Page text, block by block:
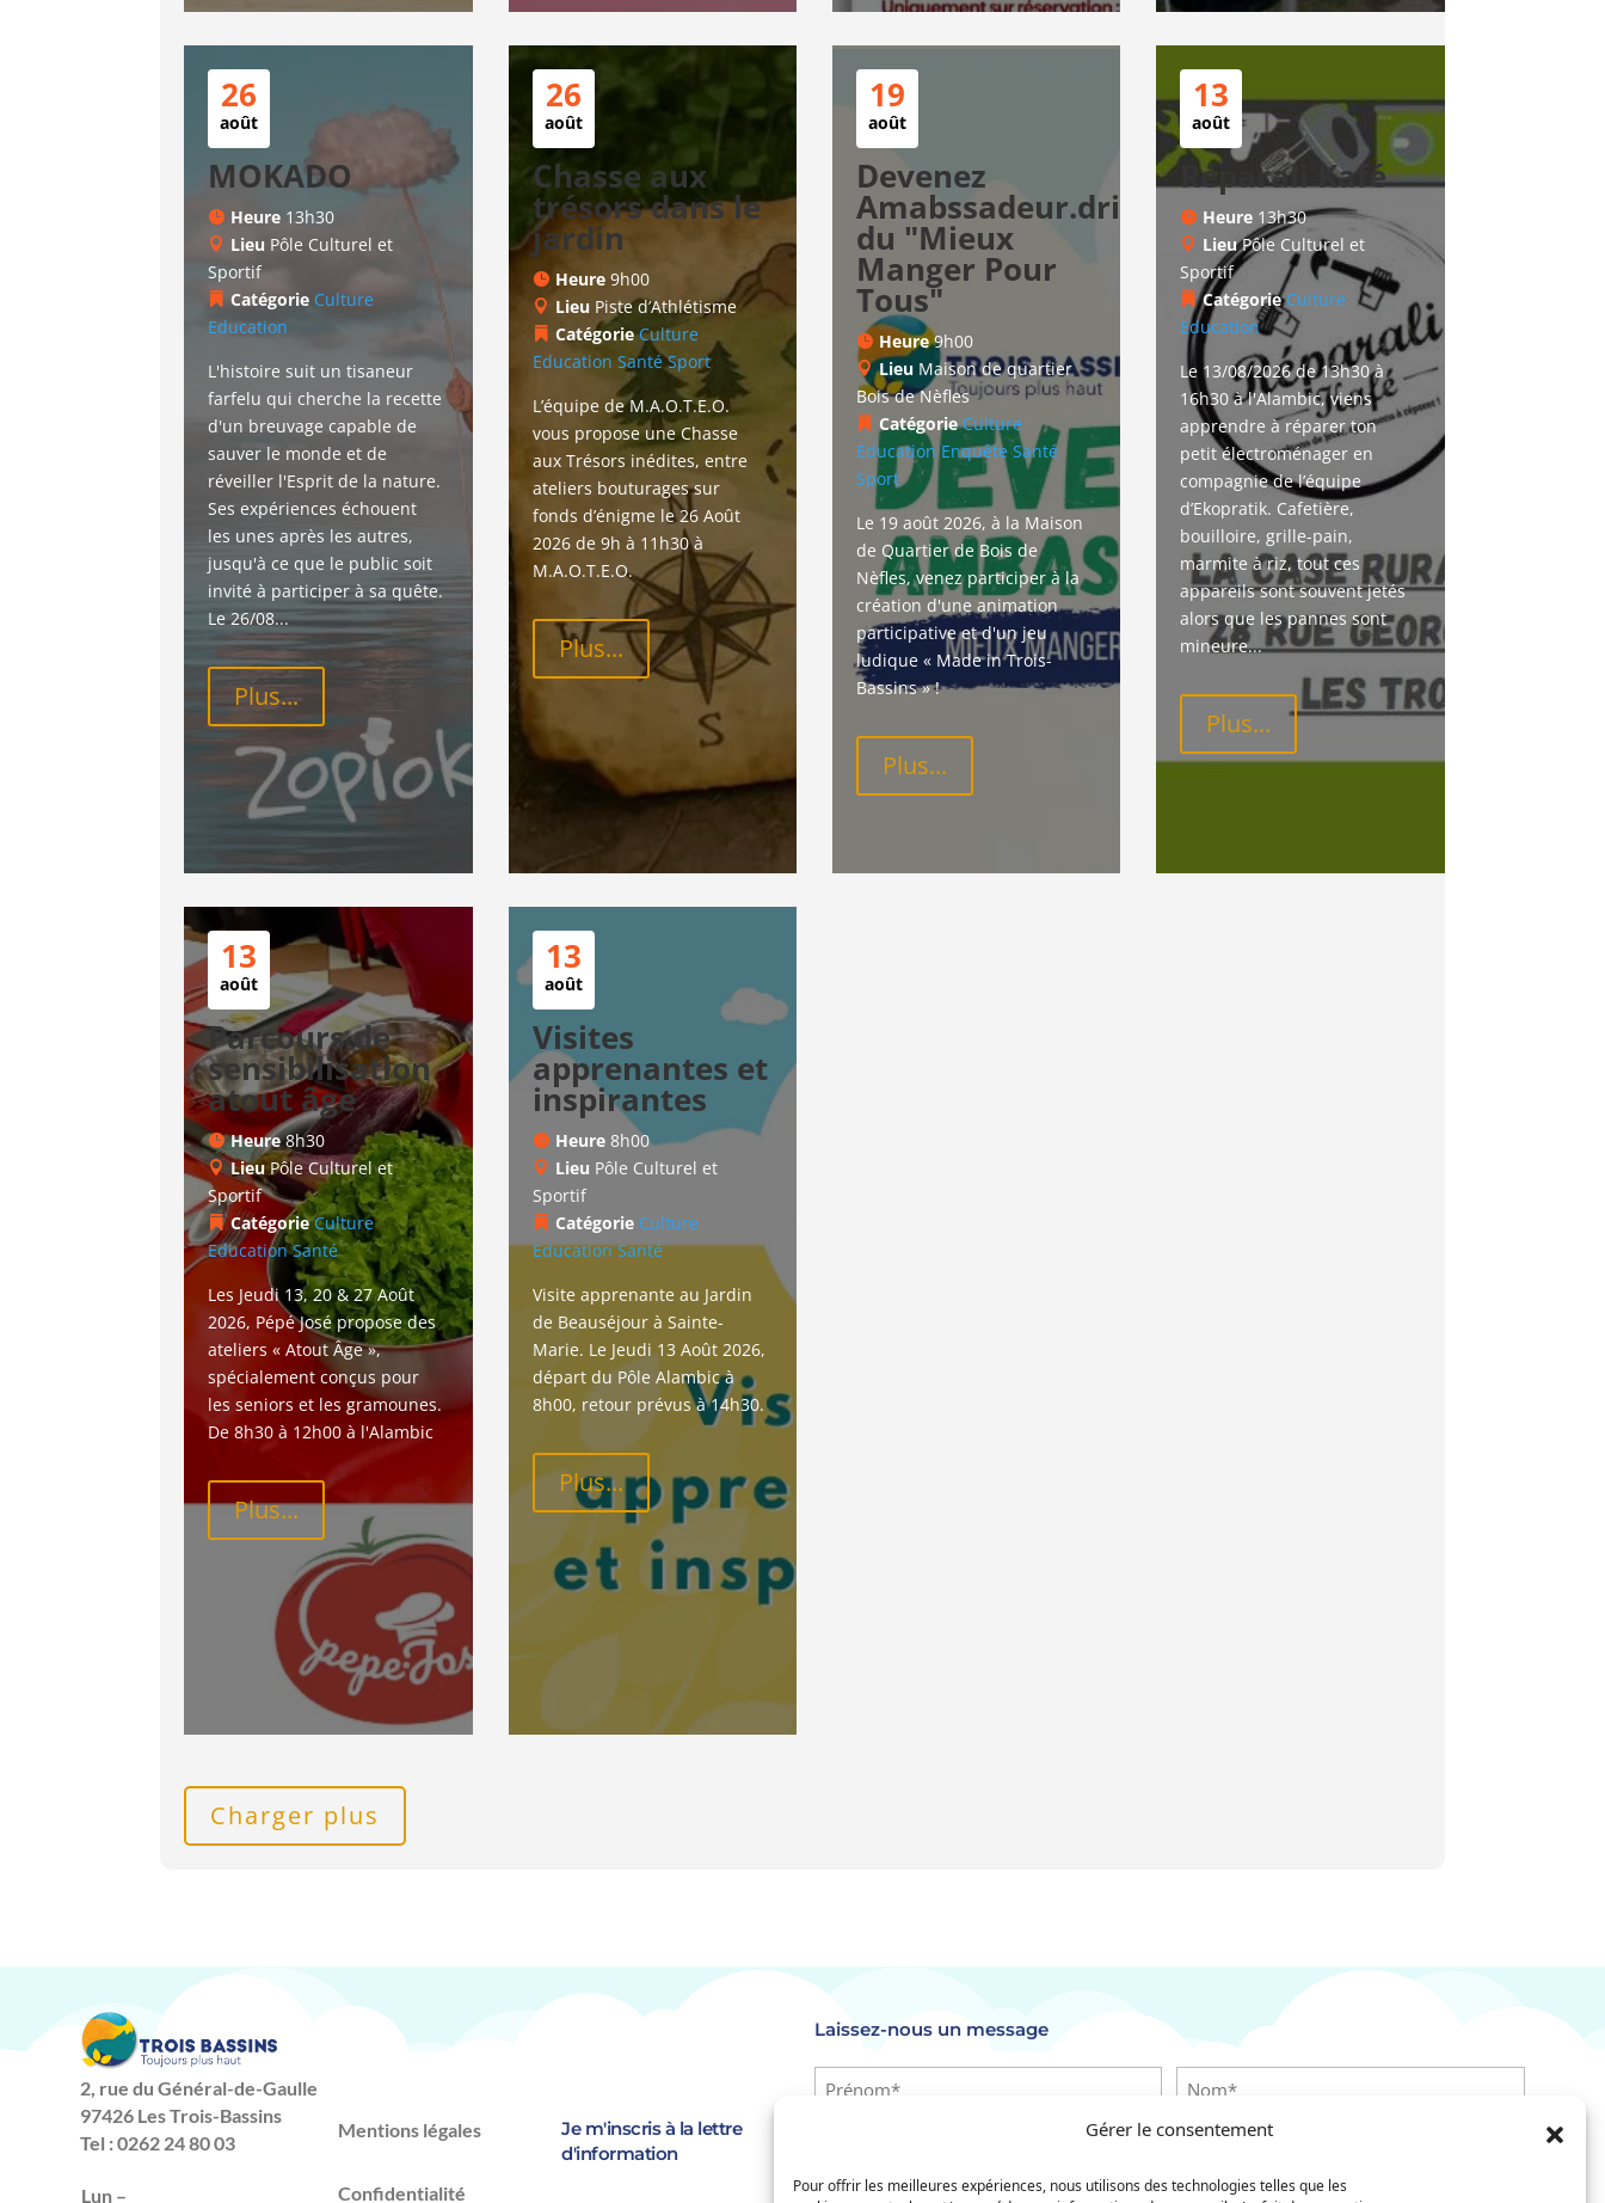
Gérer le consentement
Pour offrir les meilleures expériences, nous utilisons des technologies telles que les
26
août
MOKADO
Heure 13h30
Lieu Pôle Culturel et
Sportif
Catégorie Culture
Education
L'histoire suit un tisaneur
farfelu qui cherche la recette
d'un breuvage capable de
sauver le monde et de
réveiller l'Esprit de la nature.
Ses expériences échouent
les unes après les autres,
jusqu'à ce que le public soit
invité à participer à sa quête.
Le 26/08...
Plus...
26
août
Chasse aux
trésors dans le
jardin
Heure 9h00
Lieu Piste d’Athlétisme
CatégorieCulture
Education Santé Sport
L’équipe de M.A.O.T.E.O.
vous propose une Chasse
aux Trésors inédites, entre
ateliers bouturages sur
fonds d’énigme le 26 Août
2026 de 9h à 11h30 à
M.A.O.T.E.O.
Plus...
19
août
Devenez
Amabssadeur.drice
du "Mieux
Manger Pour
Tous"
Heure9h00
Lieu Maison de quartier
Bois de Nèfles
CatégorieCulture
Education Enquête Santé
Sport
Le 19 août 2026, à la Maison
de Quartier de Bois de
Nèfles, venez participer à la
création d'une animation
participative et d'un jeu
ludique « Made in Trois-
Bassins » !
Plus...
13
août
Réparali Kafé
Heure 13h30
LieuPôle Culturel et
Sportif
CatégorieCulture
Education
Le 13/08/2026 de 13h30 à
16h30 à l'Alambic, viens
apprendre à réparer ton
petit électroménager en
compagnie de l’équipe
d’Ekopratik. Cafetière,
bouilloire, grille-pain,
marmite à riz, tout ces
appareils sont souvent jetés
alors que les pannes sont
mineure...
Plus...
13
août
Parcours de
sensibilisation
atout âge
Heure8h30
LieuPôle Culturel et
Sportif
CatégorieCulture
Education Santé
Les Jeudi 13, 20 & 27 Août
2026, Pépé José propose des
ateliers « Atout Âge »,
spécialement conçus pour
les seniors et les gramounes.
De 8h30 à 12h00 à l'Alambic
Plus...
13
août
Visites
apprenantes et
inspirantes
Heure 8h00
Lieu Pôle Culturel et
Sportif
Catégorie Culture
Education Santé
Visite apprenante au Jardin
de Beauséjour à Sainte-
Marie. Le Jeudi 13 Août 2026,
départ du Pôle Alambic à
8h00, retour prévus à 14h30.
Plus...
Charger plus
2, rue du Général-de-Gaulle
97426 Les Trois-Bassins
Tel : 0262 24 80 03
Lun –
Mentions légales
Confidentialité
Je m'inscris à la lettre
d'information
Laissez-nous un message
Identité (Nécessaire)
Nom
Saisissez Confirmez